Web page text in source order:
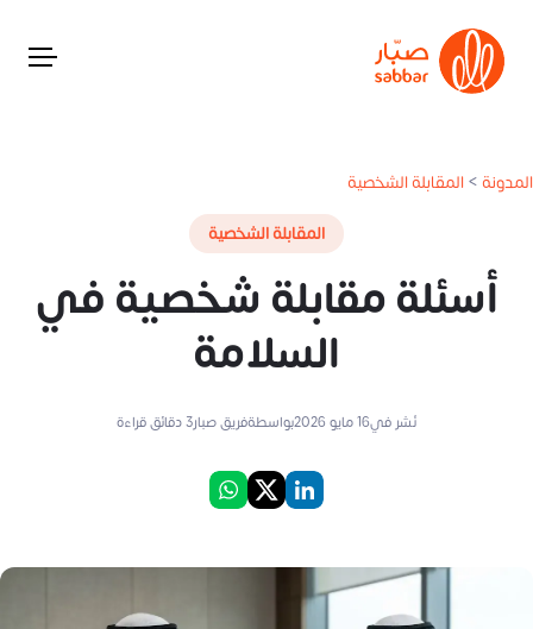
المدونة>المقابلة الشخصية
المقابلة الشخصية
أسئلة مقابلة شخصية في
السلامة
نُشر في16 مايو 2026 بواسطةفريق صبار3دقائق قراءة